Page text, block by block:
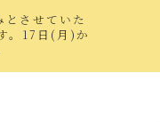
させていた
。17日(月)か